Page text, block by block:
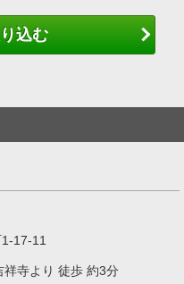
込む
17-11
寺より 徒歩 約3分